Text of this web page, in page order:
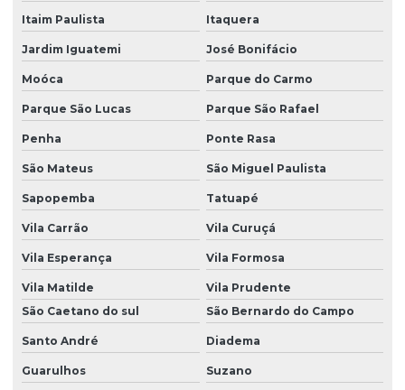
Plano de gerenciamento de resíduos pgrss
Plano de supervisão ambiental
Prad licenciamento ambiental
Programa de supervisão ambiental
Projeto de compensação ambiental
Projeto depósito de agrotóxicos
Projeto de recuperação de áreas degradadas
Projeto de recuperação de áreas degradadas pela mineração
Projeto de recuperação de áreas degradadas prad
Projeto de reposição florestal compensatória
Projetos ambientais
Itaim Paulista Itaquera
Jardim Iguatemi José Bonifácio
Moóca Parque do Carmo
Parque São Lucas Parque São Rafael
Penha Ponte Rasa
São Mateus São Miguel Paulista
Sapopemba Tatuapé
Vila Carrão Vila Curuçá
Vila Esperança Vila Formosa
Vila Matilde
Vila Prudente
São Caetano do sul
São Bernardo do Campo
Santo André Diadema
Guarulhos Suzano